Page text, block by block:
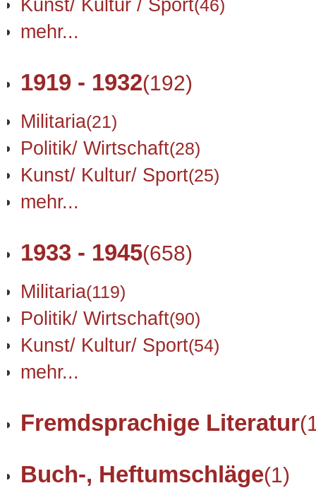
Kunst/ Kultur / Sport(46)
mehr...
1919 - 1932(192)
Militaria(21)
Politik/ Wirtschaft(28)
Kunst/ Kultur/ Sport(25)
mehr...
1933 - 1945(658)
Militaria(119)
Politik/ Wirtschaft(90)
Kunst/ Kultur/ Sport(54)
mehr...
Fremdsprachige Literatur
Buch-, Heftumschläge(1)